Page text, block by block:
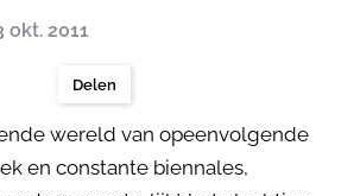
2011
Delen
wereld van opeenvolgende
en constante biennales,